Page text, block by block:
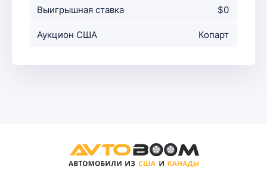
аукциона
Выигрышная ставка $0
Аукцион США Копарт